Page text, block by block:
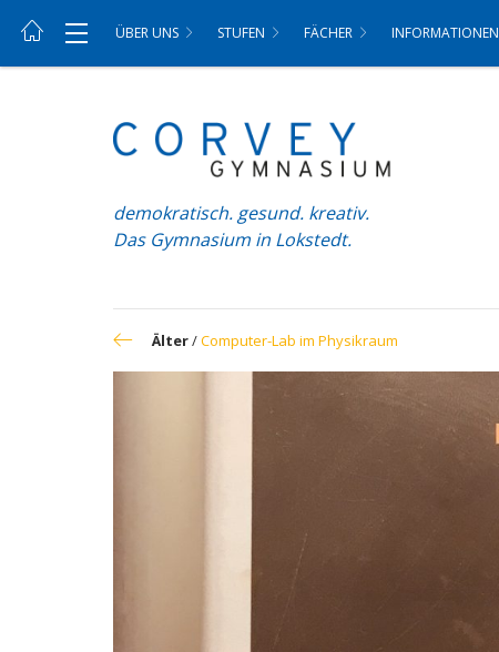
ÜBER UNS STUFEN FÄCHER INFORMATIONEN
demokratisch. gesund. kreativ.
Das Gymnasium in Lokstedt.
Älter/Computer-Lab im Physikraum